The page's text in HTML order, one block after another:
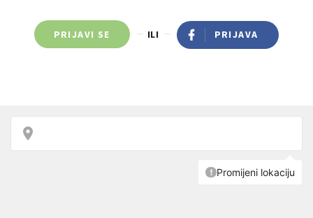
PRIJAVI SE ILI PRIJAVA